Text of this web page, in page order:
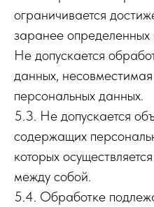
ограничивается
заранее определенных
Не допускается
данных,
персональных данных.
5.3. Не допускается
содержащих
которых
между собой.
5.4. Обработке